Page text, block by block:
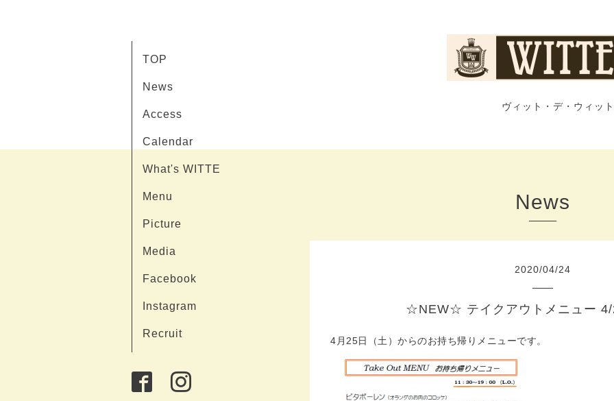
ヴィット・デ・ウィッ
TOP
News
Access
Calendar
What's WITTE
Menu
Picture
Media
Facebook
Instagram
Recruit
News
2020/04/24
☆NEW☆ テイクアウトメニュー 4/
4月25日（土）からのお持ち帰りメニューです。